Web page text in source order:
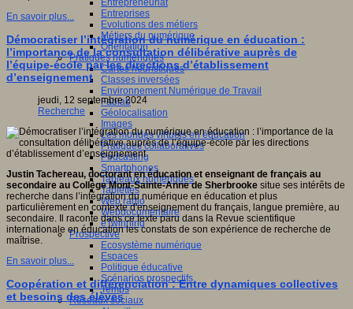
Entrepreneuriat
Entreprises
Evolutions des métiers
Métiers du numérique
Orientation
Pratiques numériques
Cartes heuristiques
Classes inversées
Environnement Numérique de Travail
Fablab
Géolocalisation
Images
Les mondes virtuels en éducation
Pratiques collaboratives
Podcasting
Smartphones
Tableaux numériques
Tablettes
Web radio
Webdocumentaire
eTwinning
Prospective
Ecosystème numérique
Espaces
Politique éducative
Scénarios prospectifs
Temps
Réseaux sociaux
En savoir plus...
Démocratiser l’intégration du numérique en éducation :
l’importance de la consultation délibérative auprès de
l’équipe-école par les directions d’établissement
d’enseignement
jeudi, 12 septembre 2024
Recherche
Justin Tachereau, doctorant en éducation et enseignant de français au
secondaire au Collège Mont-Sainte-Anne de Sherbrooke situe ses intérêts de
recherche dans l’intégration du numérique en éducation et plus
particulièrement en contexte d'enseignement du français, langue première, au
secondaire. Il raconte dans ce texte paru dans la Revue scientifique
internationale en éducation les constats de son expérience de recherche de
maîtrise.
En savoir plus...
Coopération et différenciation : Entre dynamiques collectives
et besoins des élèves